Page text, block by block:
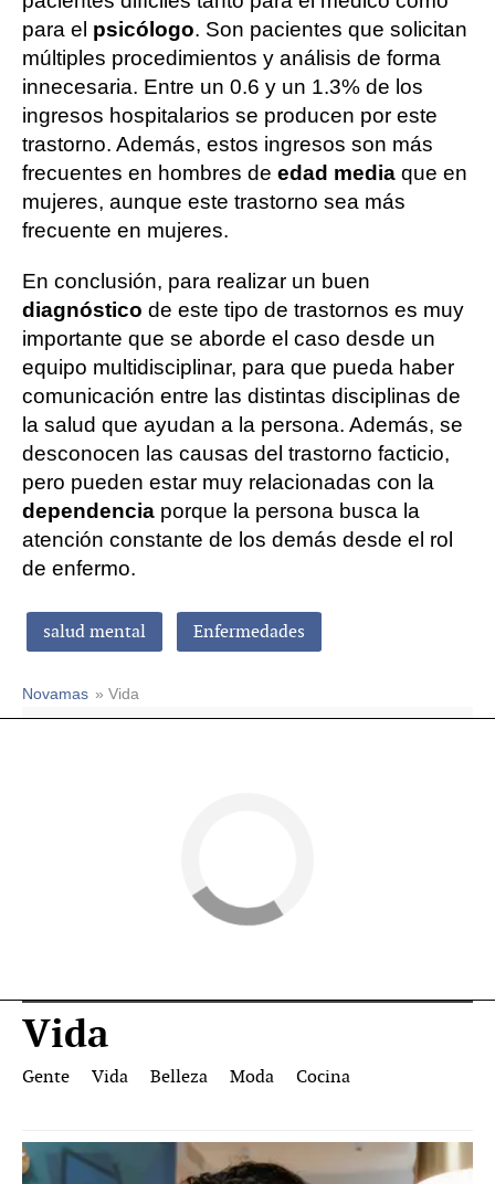
para el psicólogo. Son pacientes que solicitan
múltiples procedimientos y análisis de forma
innecesaria. Entre un 0.6 y un 1.3% de los
ingresos hospitalarios se producen por este
trastorno. Además, estos ingresos son más
frecuentes en hombres de edad media que en
mujeres, aunque este trastorno sea más
frecuente en mujeres.
En conclusión, para realizar un buen
diagnóstico de este tipo de trastornos es muy
importante que se aborde el caso desde un
equipo multidisciplinar, para que pueda haber
comunicación entre las distintas disciplinas de
la salud que ayudan a la persona. Además, se
desconocen las causas del trastorno facticio,
pero pueden estar muy relacionadas con la
dependencia porque la persona busca la
atención constante de los demás desde el rol
de enfermo.
salud mental Enfermedades
Novamas » Vida
Vida
Gente Vida Belleza Moda Cocina